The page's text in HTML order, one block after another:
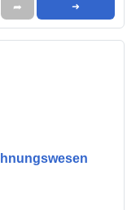
➦ ➜